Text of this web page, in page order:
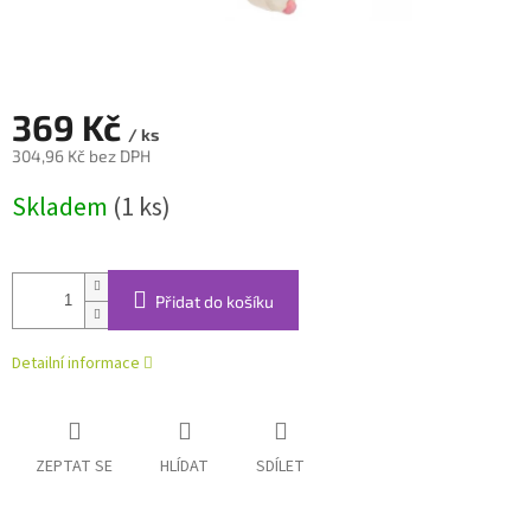
369 Kč / ks
304,96 Kč bez DPH
cena:
Skladem (1 ks)
Přidat do košíku
Detailní informace
ZEPTAT SE HLÍDAT SDÍLET